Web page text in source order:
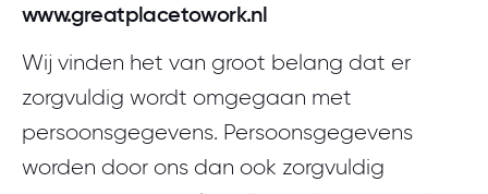
www.greatplacetowork.nl
Wij vinden het van groot belang dat er
zorgvuldig wordt omgegaan met
persoonsgegevens. Persoonsgegevens
worden door ons dan ook zorgvuldig